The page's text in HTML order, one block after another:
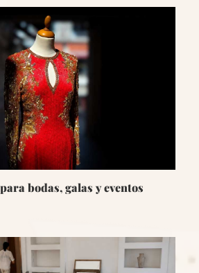
bodas, galas y eventos